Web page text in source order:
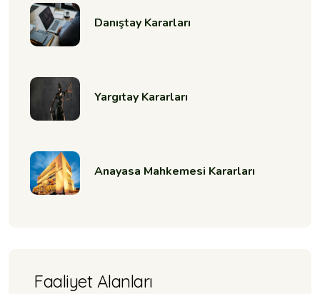
Danıştay Kararları
Yargıtay Kararları
Anayasa Mahkemesi Kararları
Faaliyet Alanları